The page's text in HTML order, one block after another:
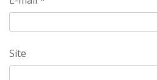
Site